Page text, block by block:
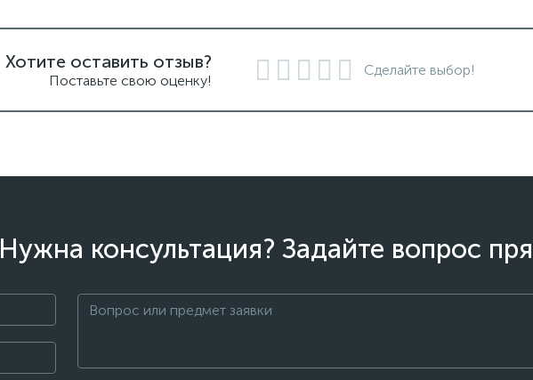
Хотите оставить отзыв?
Поставьте свою оценку!
Сделайте выбор!
Нужна консультация? Задайте вопрос